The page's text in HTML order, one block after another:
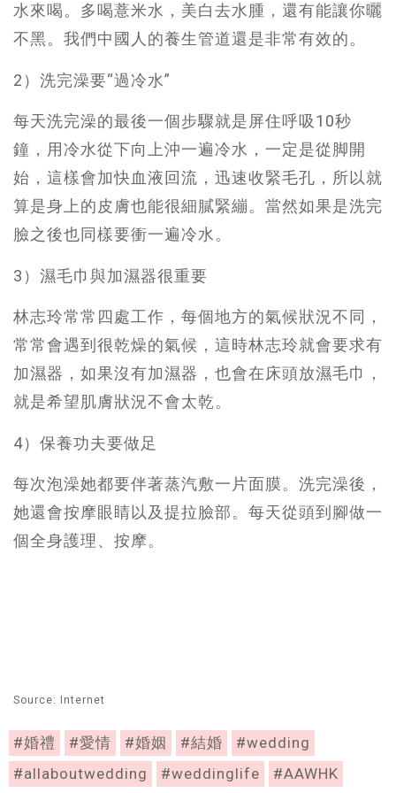
水來喝。多喝薏米水，美白去水腫，還有能讓你曬
不黑。我們中國人的養生管道還是非常有效的。
2）洗完澡要“過冷水”
每天洗完澡的最後一個步驟就是屏住呼吸10秒
鐘，用冷水從下向上沖一遍冷水，一定是從脚開
始，這樣會加快血液回流，迅速收緊毛孔，所以就
算是身上的皮膚也能很細膩緊繃。當然如果是洗完
臉之後也同樣要衝一遍冷水。
3）濕毛巾與加濕器很重要
林志玲常常四處工作，每個地方的氣候狀況不同，
常常會遇到很乾燥的氣候，這時林志玲就會要求有
加濕器，如果沒有加濕器，也會在床頭放濕毛巾，
就是希望肌膚狀況不會太乾。
4）保養功夫要做足
每次泡澡她都要伴著蒸汽敷一片面膜。洗完澡後，
她還會按摩眼睛以及提拉臉部。每天從頭到腳做一
個全身護理、按摩。
Source: Internet
#婚禮 #愛情 #婚姻 #結婚
#wedding
#allaboutwedding
#weddinglife #AAWHK